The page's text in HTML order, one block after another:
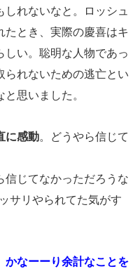
しれないなと。ロッシュ
たとき、実際の慶喜はキ
しい。聡明な人物であっ
られないための逃亡とい
思いました。
に感動。どうやら信じて
信じてなかっただろうな
サリやられてた気がす
かなーーり余計なことを